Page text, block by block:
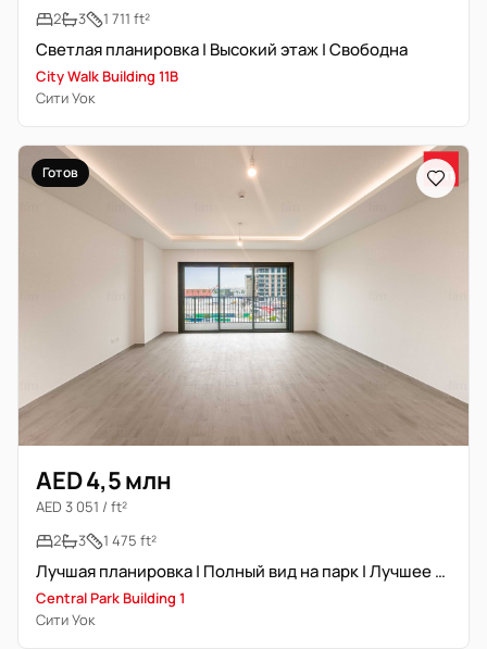
2
3 1 711 ft²
Светлая планировка | Высокий этаж | Свободна
City Walk Building 11B
Сити Уок
Готов
AED 4,5 млн
AED 3 051 / ft²
2
3 1 475 ft²
Лучшая планировка | Полный вид на парк | Лучшее месторасположение
Central Park Building 1
Сити Уок